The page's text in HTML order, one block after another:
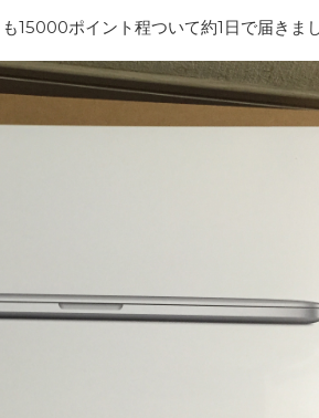
15000ポイント程ついて約1日で届きまし